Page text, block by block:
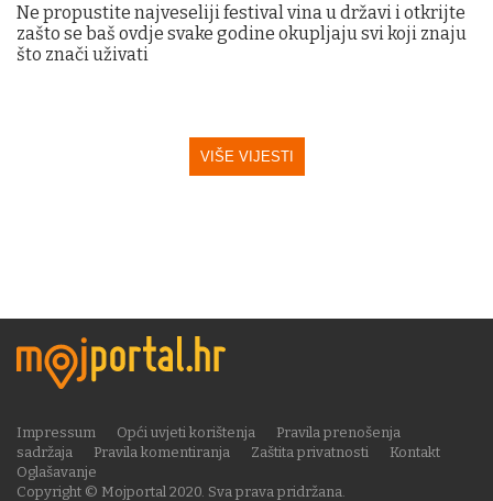
Ne propustite najveseliji festival vina u državi i otkrijte
zašto se baš ovdje svake godine okupljaju svi koji znaju
što znači uživati
VIŠE VIJESTI
Copyright © Mojportal 2020. Sva prava pridržana.
Impressum Opći uvjeti korištenja
Pravila prenošenja
sadržaja
Pravila komentiranja Zaštita privatnosti
Kontakt
Oglašavanje